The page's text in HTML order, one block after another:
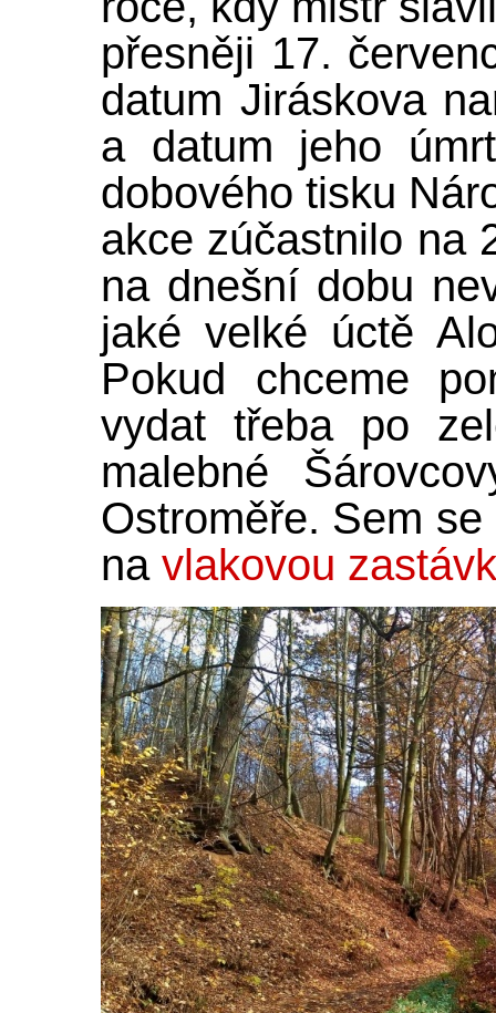
přesněji 17.
datum Jiráskova
a datum jeho
dobového tisku
akce zúčastnilo na
na dnešní dobu
jaké velké úctě
Pokud chceme
vydat třeba po
malebné
Ostroměře. Sem
na vlakovou